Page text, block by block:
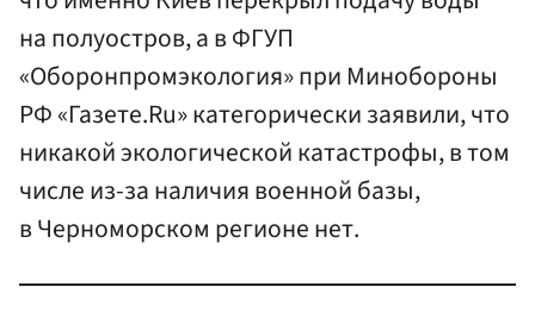
на полуостров, а в ФГУП
«Оборонпромэкология» при Минобороны
РФ «Газете.Ru» категорически заявили, что
никакой экологической катастрофы, в том
числе из-за наличия военной базы,
в Черноморском регионе нет.